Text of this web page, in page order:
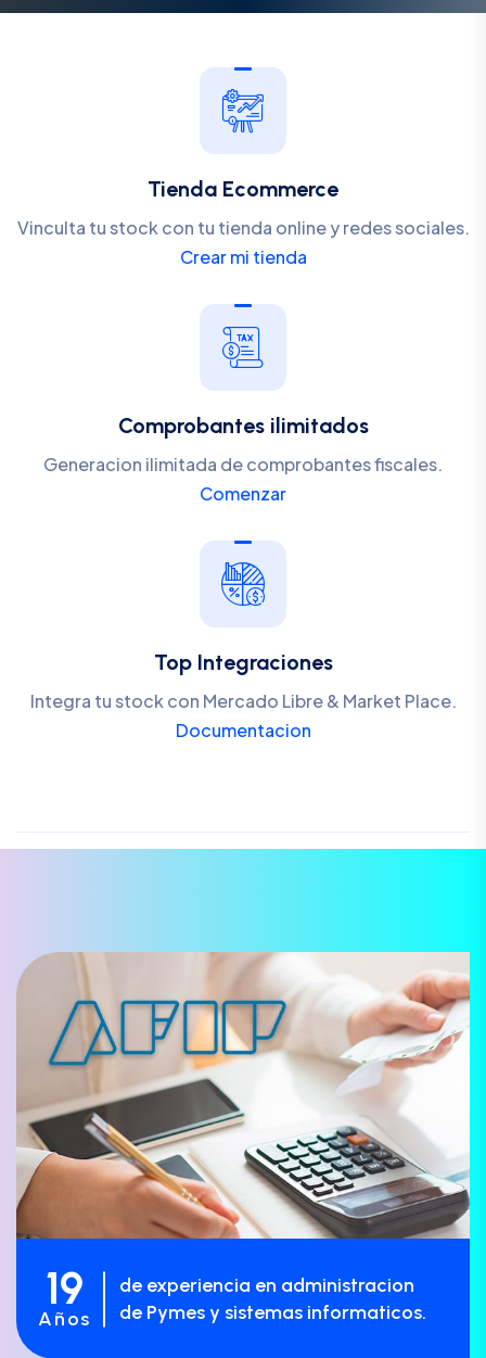
Tienda Ecommerce
Vinculta tu stock con tu tienda online y redes sociales.
Crear mi tienda
Comprobantes ilimitados
Generacion ilimitada de comprobantes fiscales.
Comenzar
Top Integraciones
Integra tu stock con Mercado Libre & Market Place.
Documentacion
19
Años
de experiencia en administracion
de Pymes y sistemas informaticos.